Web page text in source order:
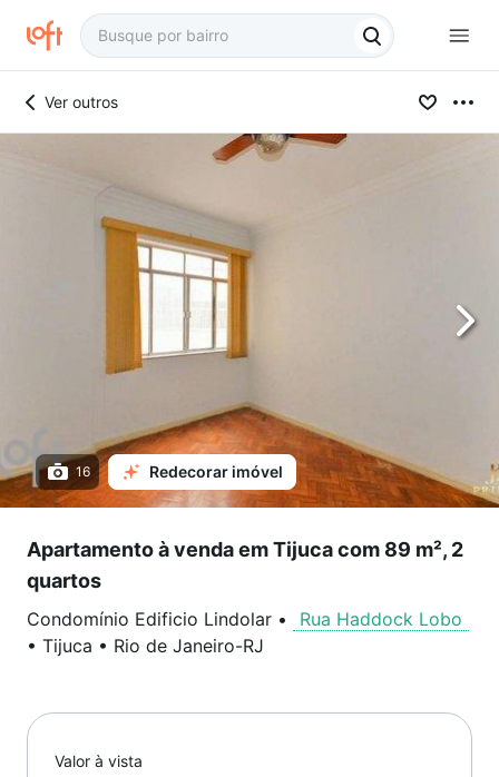
Ver outros
16 Redecorar imóvel
Apartamento à venda em Tijuca com 89 m², 2
quartos
Condomínio Edificio Lindolar •
Rua Haddock Lobo
• Tijuca • Rio de Janeiro-RJ
Valor à vista